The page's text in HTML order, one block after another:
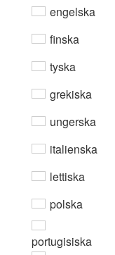
engelska
finska
tyska
grekiska
ungerska
italienska
lettiska
polska
portugisiska